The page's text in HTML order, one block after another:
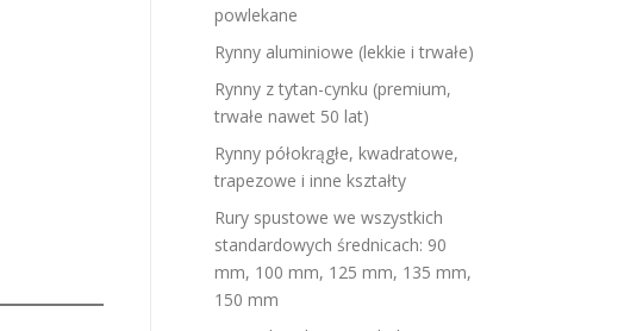
powlekane
Rynny aluminiowe (lekkie i trwałe)
Rynny z tytan-cynku (premium,
trwałe nawet 50 lat)
Rynny półokrągłe, kwadratowe,
trapezowe i inne kształty
Rury spustowe we wszystkich
standardowych średnicach: 90
mm, 100 mm, 125 mm, 135 mm,
150 mm